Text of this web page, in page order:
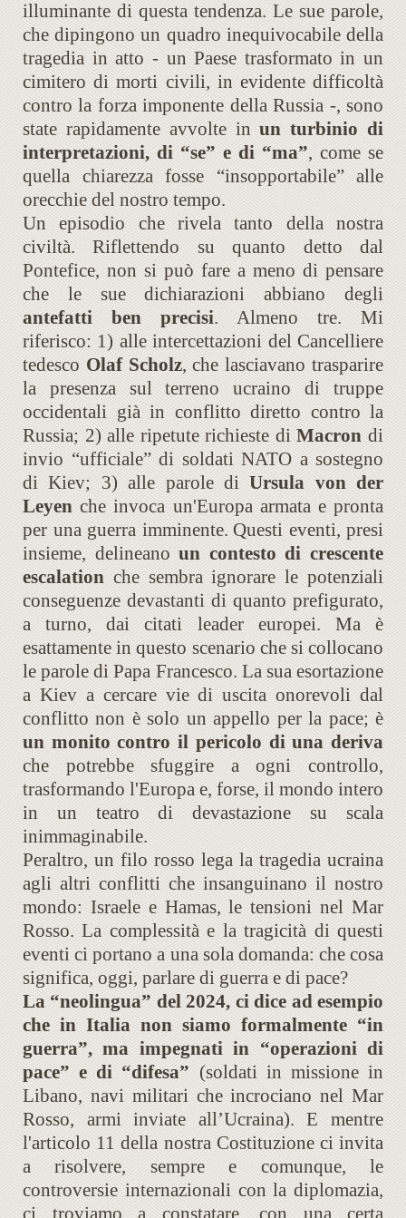
illuminante di questa tendenza. Le sue parole,
che dipingono un quadro inequivocabile della
tragedia in atto - un Paese trasformato in un
cimitero di morti civili, in evidente difficoltà
contro la forza imponente della Russia -, sono
state rapidamente avvolte inun turbinio di
interpretazioni, di “se” e di “ma”, come se
quella chiarezza fosse “insopportabile” alle
orecchie del nostro tempo.
Un episodio che rivela tanto della nostra
civiltà. Riflettendo su quanto detto dal
Pontefice, non si può fare a meno di pensare
che le sue dichiarazioni abbiano degli
antefatti ben precisi. Almeno tre. Mi
riferisco: 1) alle intercettazioni del Cancelliere
tedesco Olaf Scholz, che lasciavano trasparire
la presenza sul terreno ucraino di truppe
occidentali già in conflitto diretto contro la
Russia; 2) alle ripetute richieste diMacron di
invio “ufficiale” di soldati NATO a sostegno
di Kiev; 3) alle parole diUrsula von der
Leyen che invoca un'Europa armata e pronta
per una guerra imminente. Questi eventi, presi
insieme, delineanoun contesto di crescente
escalation che sembra ignorare le potenziali
conseguenze devastanti di quanto prefigurato,
a turno, dai citati leader europei. Ma è
esattamente in questo scenario che si collocano
le parole di Papa Francesco. La sua esortazione
a Kiev a cercare vie di uscita onorevoli dal
conflitto non è solo un appello per la pace; è
un monito contro il pericolo di una deriva
che potrebbe sfuggire a ogni controllo,
trasformando l'Europa e, forse, il mondo intero
in un teatro di devastazione su scala
inimmaginabile.
Peraltro, un filo rosso lega la tragedia ucraina
agli altri conflitti che insanguinano il nostro
mondo: Israele e Hamas, le tensioni nel Mar
Rosso. La complessità e la tragicità di questi
eventi ci portano a una sola domanda: che cosa
significa, oggi, parlare di guerra e di pace?
La “neolingua” del 2024, ci dice ad esempio
che in Italia non siamo formalmente “in
guerra”, ma impegnati in “operazioni di
pace” e di “difesa” (soldati in missione in
Libano, navi militari che incrociano nel Mar
Rosso, armi inviate all’Ucraina). E mentre
l'articolo 11 della nostra Costituzione ci invita
a risolvere, sempre e comunque, le
controversie internazionali con la diplomazia,